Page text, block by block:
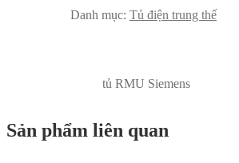
Danh mục: Tủ điện trung thế
tủ RMU Siemens
Sản phẩm liên quan